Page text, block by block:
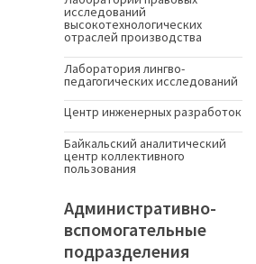
исследований
высокотехнологических
отраслей производства
Лаборатория лингво-
педагогических исследований
Центр инженерных разработок
Байкальский аналитический
центр коллективного
пользования
Административно-
вспомогательные
подразделения